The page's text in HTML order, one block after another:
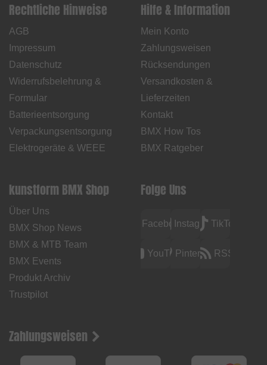
Rechtliche Hinweise
AGB
Impressum
Datenschutz
Widerrufsbelehrung &
Formular
Batterieentsorgung
Verpackungsentsorgung
Elektrogeräte & WEEE
Hilfe & Information
Mein Konto
Zahlungsweisen
Rücksendungen
Versandkosten &
Lieferzeiten
Kontakt
BMX How Tos
BMX Ratgeber
kunstform BMX Shop
Über Uns
BMX Shop News
BMX & MTB Team
BMX Events
Produkt Archiv
Trustpilot
Folge Uns
FacebookInstagramTikTok
YouTubePinterest RSS
Zahlungsweisen